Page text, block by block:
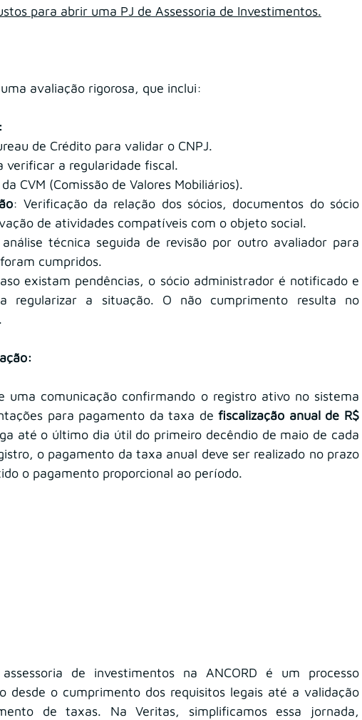
para abrir uma PJ de Assessoria de Investimentos.
avaliação rigorosa, que inclui:
de Crédito para validar o CNPJ.
verificar a regularidade fiscal.
CVM (Comissão de Valores Mobiliários).
: Verificação da relação dos sócios, documentos do sócio
de atividades compatíveis com o objeto social.
técnica seguida de revisão por outro avaliador para
cumpridos.
existam pendências, o sócio administrador é notificado e
regularizar a situação. O não cumprimento resulta no
uma comunicação confirmando o registro ativo no sistema
para pagamento da taxa de fiscalização anual de R$
até o último dia útil do primeiro decêndio de maio de cada
o pagamento da taxa anual deve ser realizado no prazo
o pagamento proporcional ao período.
de investimentos na ANCORD é um processo
desde o cumprimento dos requisitos legais até a validação
de taxas. Na Veritas, simplificamos essa jornada,